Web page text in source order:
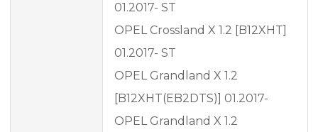
01.2017- ST
OPEL Crossland X 1.2 [B12XHT]
01.2017- ST
OPEL Grandland X 1.2
[B12XHT(EB2DTS)] 01.2017-
OPEL Grandland X 1.2